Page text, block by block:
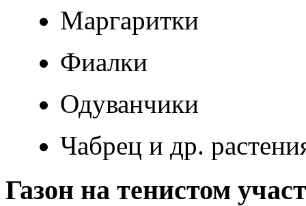
Маргаритки
Фиалки
Одуванчики
Чабрец и др.
Газон на тенистом